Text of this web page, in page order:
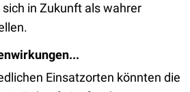
in Zukunft als wahrer
Einsatzorten könnten die